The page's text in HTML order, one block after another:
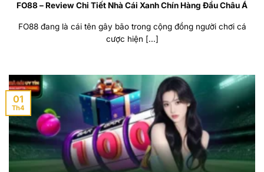
FO88 – Review Chi Tiết Nhà Cái Xanh Chín Hàng Đầu Châu Á
FO88 đang là cái tên gây bão trong cộng đồng người chơi cá
cược hiện [...]
01
Th4